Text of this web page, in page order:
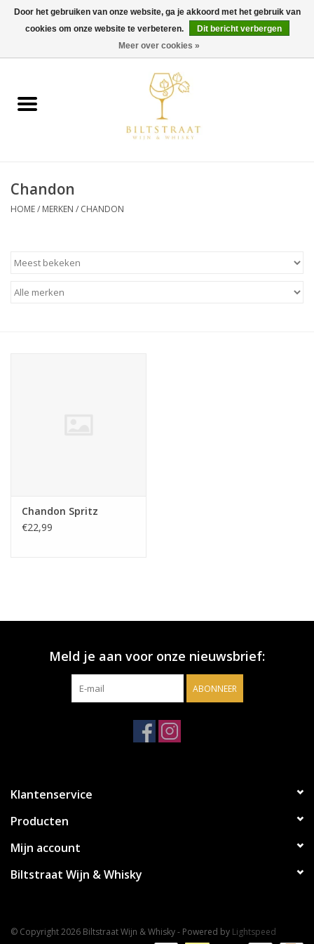
0 Artikelen - €0,00
Wijn
Gin & Tonic
Gedestilleerd
Chandon
HOME/ MERKEN / CHANDON
Chandon Spritz
€22,99
Meld je aan voor onze nieuwsbrief:
ABONNEER
Klantenservice
Producten
Mijn account
Biltstraat Wijn & Whisky
© Copyright 2026 Biltstraat Wijn & Whisky - Powered by Lightspeed
Door het gebruiken van onze website, ga je akkoord met het gebruik van
cookies om onze website te verbeteren.
Dit bericht verbergen
Meer over cookies »